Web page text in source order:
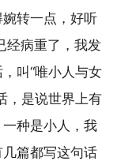
转一点，好听
经病重了，我发
叫“唯小人与女
，是说世界上有
种是小人，我
篇都写这句话